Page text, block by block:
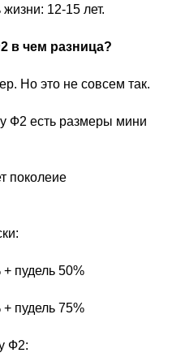
12-15 лет.
в чем разница?
Но это не совсем так.
Ф2 есть размеры мини
поколеие
пудель 50%
пудель 75%
Ф2: